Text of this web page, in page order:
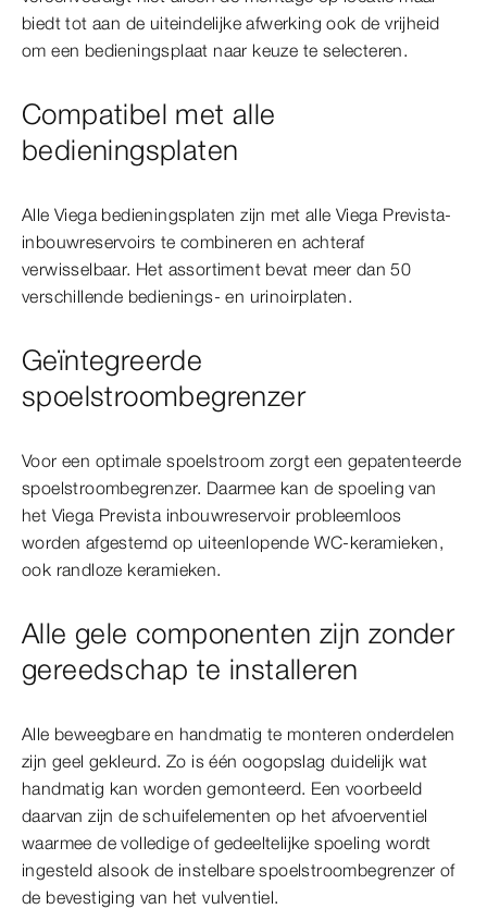
biedt tot aan de uiteindelijke afwerking ook de vrijheid
om een bedieningsplaat naar keuze te selecteren.
Compatibel met alle
bedieningsplaten
Alle Viega bedieningsplaten zijn met alle Viega Prevista-
inbouwreservoirs te combineren en achteraf
verwisselbaar. Het assortiment bevat meer dan 50
verschillende bedienings- en urinoirplaten.
Geïntegreerde
spoelstroombegrenzer
Voor een optimale spoelstroom zorgt een gepatenteerde
spoelstroombegrenzer. Daarmee kan de spoeling van
het Viega Prevista inbouwreservoir probleemloos
worden afgestemd op uiteenlopende WC-keramieken,
ook randloze keramieken.
Alle gele componenten zijn zonder
gereedschap te installeren
Alle beweegbare en handmatig te monteren onderdelen
zijn geel gekleurd. Zo is één oogopslag duidelijk wat
handmatig kan worden gemonteerd. Een voorbeeld
daarvan zijn de schuifelementen op het afvoerventiel
waarmee de volledige of gedeeltelijke spoeling wordt
ingesteld alsook de instelbare spoelstroombegrenzer of
de bevestiging van het vulventiel.